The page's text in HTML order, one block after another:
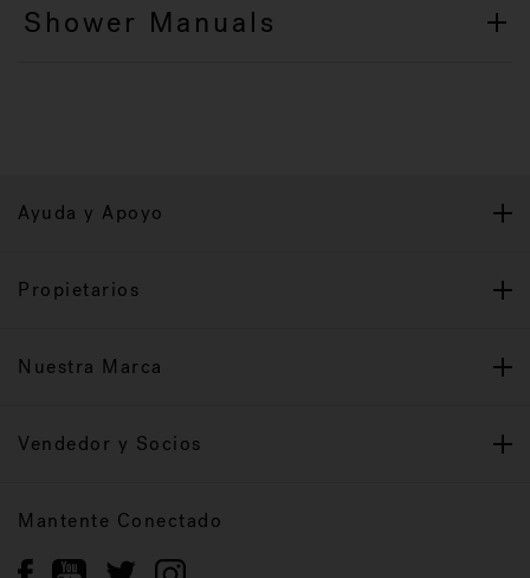
Shower Manuals
Ayuda y Apoyo
Propietarios
Nuestra Marca
Vendedor y Socios
Mantente Conectado